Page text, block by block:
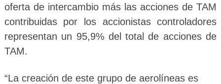
oferta de intercambio más las acciones de TAM
contribuidas por los accionistas controladores
representan un 95,9% del total de acciones de
TAM.
“La creación de este grupo de aerolíneas es